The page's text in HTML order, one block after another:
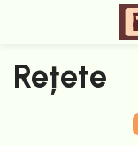
Rețete